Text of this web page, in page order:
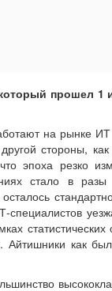
прошел 1
на рынке
стороны,
эпоха резко
стало в
Айтишники как